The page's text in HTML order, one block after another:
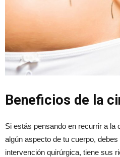
Beneficios de la
Si estás pensando en recurrir a la
algún aspecto de tu cuerpo,
intervención quirúrgica, tiene sus